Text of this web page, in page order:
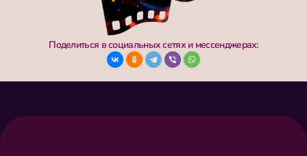
Поделиться в социальных сетях и мессенджерах: